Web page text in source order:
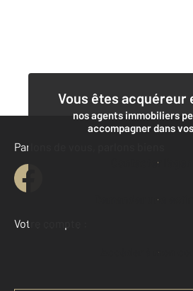
Vous êtes acquéreur
nos agents immobiliers
accompagner dans
Contacter
Demander une
Parlons de vous, parlons biens
Votre compte :
Accéder à mon